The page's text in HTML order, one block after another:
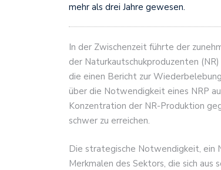
mehr als drei Jahre gewesen.
In der Zwischenzeit führte der
der Naturkautschukproduzenten
die einen Bericht zur
über die Notwendigkeit eines NRP
Konzentration der NR-Produktion
schwer zu erreichen.
Die strategische Notwendigkeit, ein
Merkmalen des Sektors, die sich